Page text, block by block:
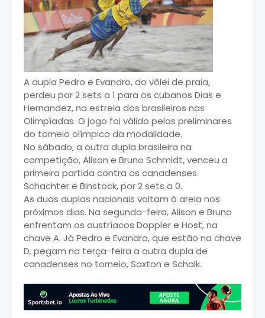
A dupla Pedro e Evandro, do vôlei de praia,
perdeu por 2 sets a 1 para os cubanos Dias e
Hernandez, na estreia dos brasileiros nas
Olimpíadas. O jogo foi válido pelas preliminares
do torneio olímpico da modalidade.
No sábado, a outra dupla brasileira na
competição, Alison e Bruno Schmidt, venceu a
primeira partida contra os canadenses
Schachter e Binstock, por 2 sets a 0.
As duas duplas nacionais voltam à areia nos
próximos dias. Na segunda-feira, Alison e Bruno
enfrentam os austríacos Doppler e Host, na
chave A. Já Pedro e Evandro, que estão na chave
D, pegam na terça-feira a outra dupla de
canadenses no torneio, Saxton e Schalk.